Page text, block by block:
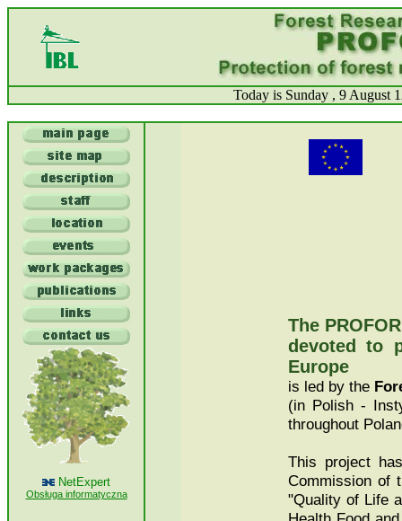
Today is Sunday , 9
NetExpert
Obsługa informatyczna